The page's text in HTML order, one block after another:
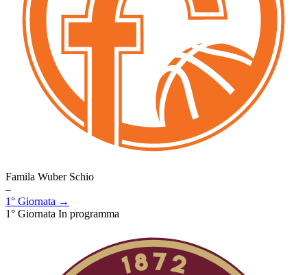
Famila Wuber Schio
–
1° Giornata →
1° Giornata In programma